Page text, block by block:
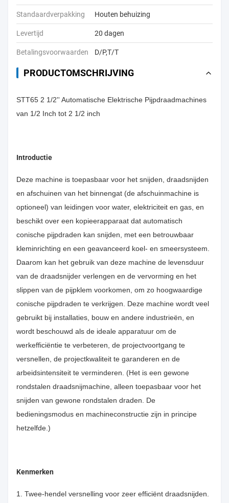
Standaardverpakking Houten behuizing
Levertijd 20 dagen
Betalingsvoorwaarden D/P,T/T
PRODUCTOMSCHRIJVING
STT65 2 1/2'' Automatische Elektrische Pijpdraadmachines
van 1/2 Inch tot 2 1/2 inch
Introductie
Deze machine is toepasbaar voor het snijden, draadsnijden
en afschuinen van het binnengat (de afschuinmachine is
optioneel) van leidingen voor water, elektriciteit en gas, en
beschikt over een kopieerapparaat dat automatisch
conische pijpdraden kan snijden, met een betrouwbaar
kleminrichting en een geavanceerd koel- en smeersysteem.
Daarom kan het gebruik van deze machine de levensduur
van de draadsnijder verlengen en de vervorming en het
slippen van de pijpklem voorkomen, om zo hoogwaardige
conische pijpdraden te verkrijgen. Deze machine wordt veel
gebruikt bij installaties, bouw en andere industrieën, en
wordt beschouwd als de ideale apparatuur om de
werkefficiëntie te verbeteren, de projectvoortgang te
versnellen, de projectkwaliteit te garanderen en de
arbeidsintensiteit te verminderen. (Het is een gewone
rondstalen draadsnijmachine, alleen toepasbaar voor het
snijden van gewone rondstalen draden. De
bedieningsmodus en machineconstructie zijn in principe
hetzelfde.)
Kenmerken
1. Twee-hendel versnelling voor zeer efficiënt draadsnijden.